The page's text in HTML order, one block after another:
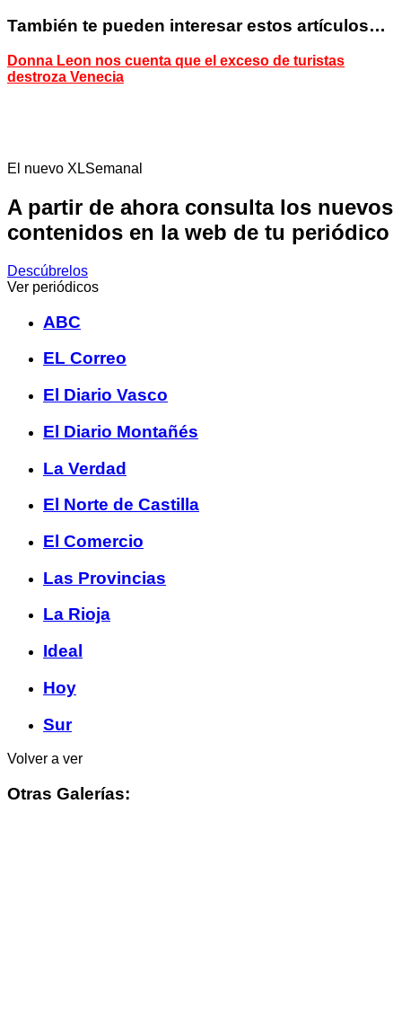
También te pueden interesar estos artículos…
Donna Leon nos cuenta que el exceso de turistas
destroza Venecia
El nuevo XLSemanal
A partir de ahora consulta los nuevos
contenidos en la web de tu periódico
Descúbrelos
Ver periódicos
ABC
EL Correo
El Diario Vasco
El Diario Montañés
La Verdad
El Norte de Castilla
El Comercio
Las Provincias
La Rioja
Ideal
Hoy
Sur
Volver a ver
Otras Galerías: